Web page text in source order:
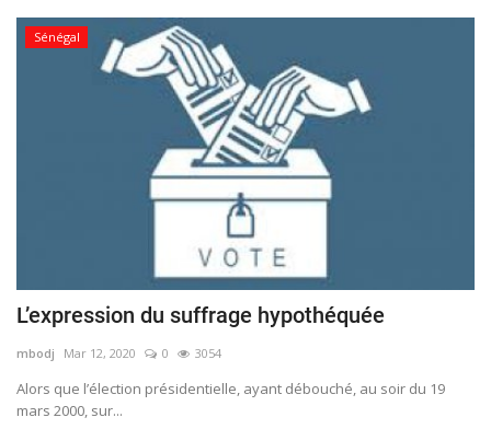
Sénégal
L’expression du suffrage hypothéquée
mbodj Mar 12, 2020 0 3054
Alors que l’élection présidentielle, ayant débouché, au soir du 19
mars 2000, sur...